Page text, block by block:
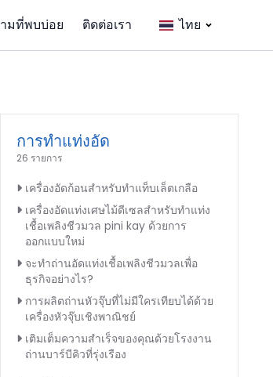
มที่พบบ่อย ติดต่อเรา ไทย
การทำแท่งอัด
26 รายการ
เครื่องอัดก้อนสำหรับทำแท็บเล็ตเกลือ
เครื่องอัดแท่งเศษไม้ดีเซลสำหรับทำแท่ง
เชื้อเพลิงชีวมวล pini kay ด้วยการ
ออกแบบใหม่
จะทำถ่านอัดแท่งเชื้อเพลิงชีวมวลเพื่อ
ธุรกิจอย่างไร?
การผลิตถ่านหัวจุ๊บที่ไม่มีใครเทียบได้ด้วย
เครื่องหัวจุ๊บเชิงพาณิชย์
เติมเต็มความสำเร็จของคุณด้วยโรงงาน
ถ่านบาร์บีคิวที่รุ่งเรือง